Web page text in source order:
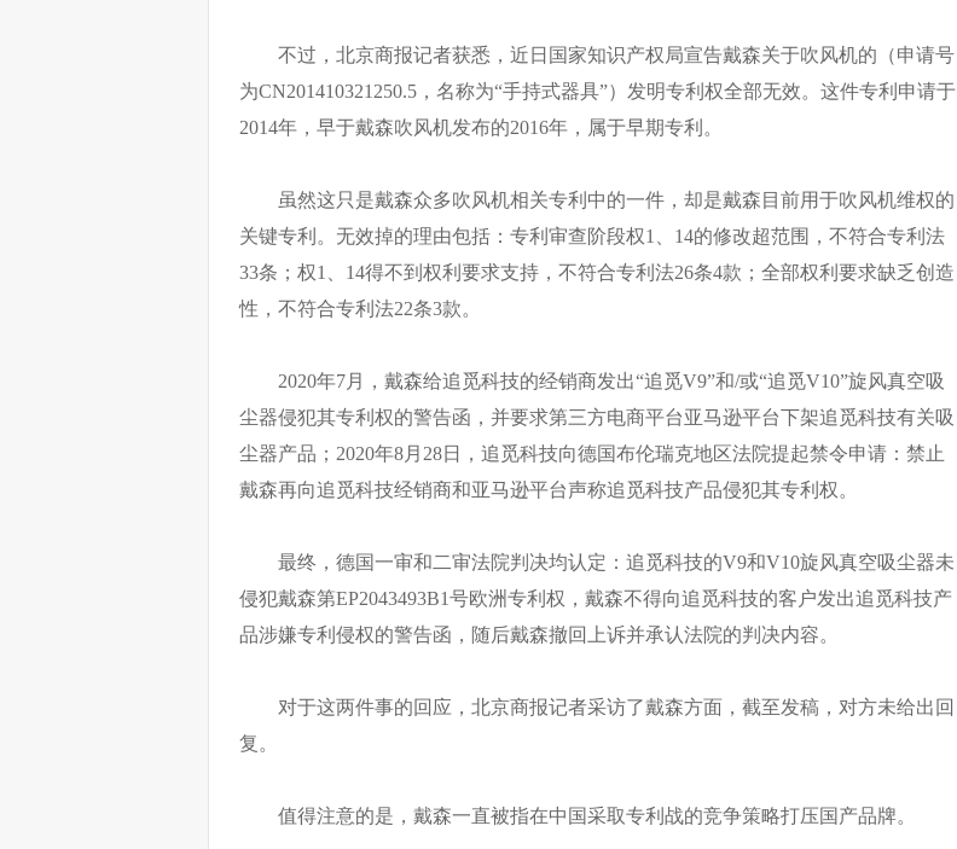
不过，北京商报记者获悉，近日国家知识产权局宣告戴森关于吹风机的（申请号
为CN201410321250.5，名称为“手持式器具”）发明专利权全部无效。这件专利申请于
2014年，早于戴森吹风机发布的2016年，属于早期专利。
虽然这只是戴森众多吹风机相关专利中的一件，却是戴森目前用于吹风机维权的
关键专利。无效掉的理由包括：专利审查阶段权1、14的修改超范围，不符合专利法
33条；权1、14得不到权利要求支持，不符合专利法26条4款；全部权利要求缺乏创造
性，不符合专利法22条3款。
2020年7月，戴森给追觅科技的经销商发出“追觅V9”和/或“追觅V10”旋风真空吸
尘器侵犯其专利权的警告函，并要求第三方电商平台亚马逊平台下架追觅科技有关吸
尘器产品；2020年8月28日，追觅科技向德国布伦瑞克地区法院提起禁令申请：禁止
戴森再向追觅科技经销商和亚马逊平台声称追觅科技产品侵犯其专利权。
最终，德国一审和二审法院判决均认定：追觅科技的V9和V10旋风真空吸尘器未
侵犯戴森第EP2043493B1号欧洲专利权，戴森不得向追觅科技的客户发出追觅科技产
品涉嫌专利侵权的警告函，随后戴森撤回上诉并承认法院的判决内容。
对于这两件事的回应，北京商报记者采访了戴森方面，截至发稿，对方未给出回
复。
值得注意的是，戴森一直被指在中国采取专利战的竞争策略打压国产品牌。